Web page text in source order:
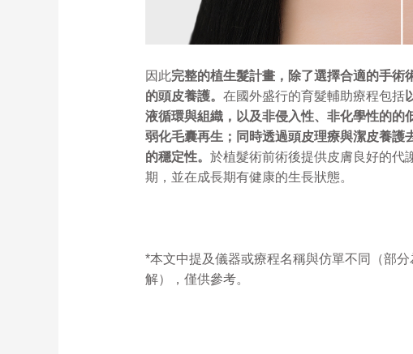
因此完整的植生髮計畫，除了選擇合適的手術
的頭皮養護。 在國外盛行的育髮輔助療程包括
液循環與組織，以及非侵入性、非化學性的的
弱化毛囊再生；同時透過頭皮理療與潔皮養護
的穩定性。 於植髮術前術後提供皮膚良好的代
期，並在成長期有健康的生長狀態。
*本文中提及儀器或療程名稱與仿單不同（部
解），僅供參考。